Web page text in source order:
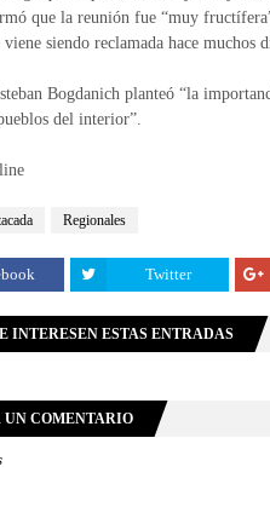
que la reunión fue “muy
siendo reclamada hace muchos
Bogdanich planteó “la
del interior”.
Regionales
Twitter
INTERESEN ESTAS ENTRADAS
COMENTARIO